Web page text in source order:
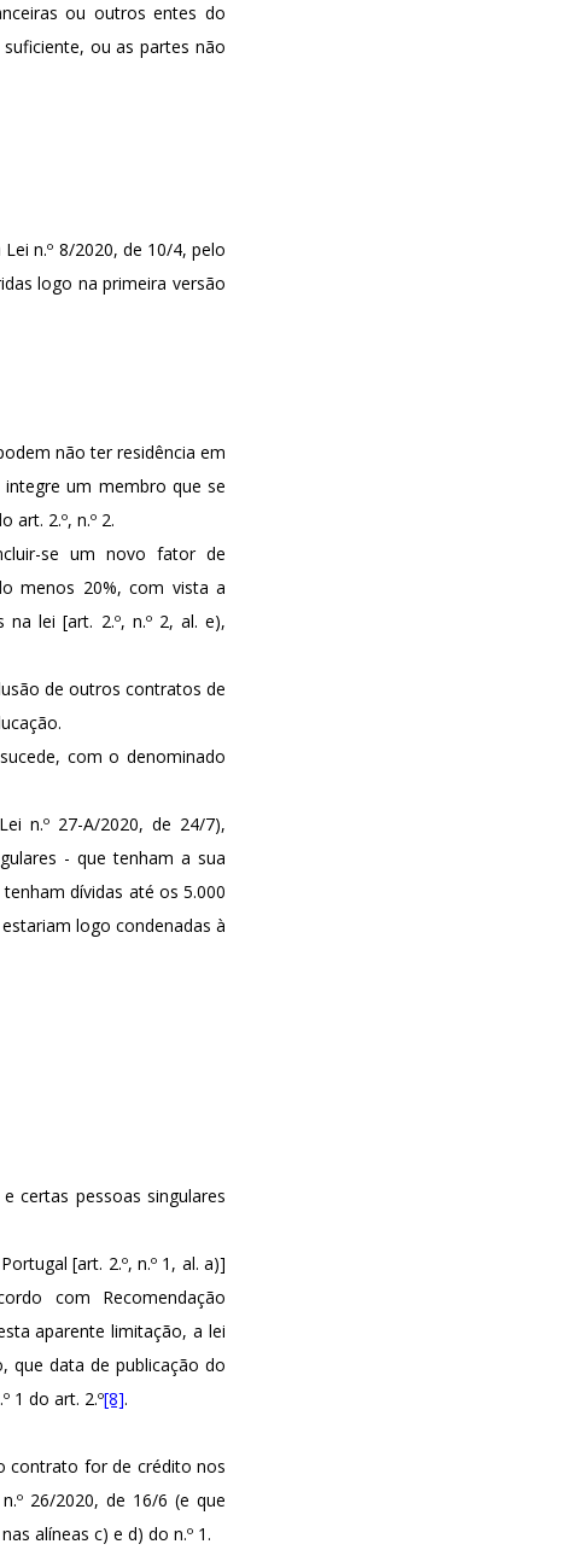
ou outros entes do
ou as partes não
n.º 8/2020, de 10/4, pelo
logo na primeira versão
não ter residência em
um membro que se
art. 2.º, n.º 2.
se um novo fator de
menos 20%, com vista a
lei [art. 2.º, n.º 2, al. e),
de outros contratos de
com o denominado
n.º 27-A/2020, de 24/7),
- que tenham a sua
dívidas até os 5.000
logo condenadas à
certas pessoas singulares
[art. 2.º, n.º 1, al. a)]
com Recomendação
aparente limitação, a lei
que data de publicação do
1 do art. 2.º[8].
contrato for de crédito nos
26/2020, de 16/6 (e que
alíneas c) e d) do n.º 1.